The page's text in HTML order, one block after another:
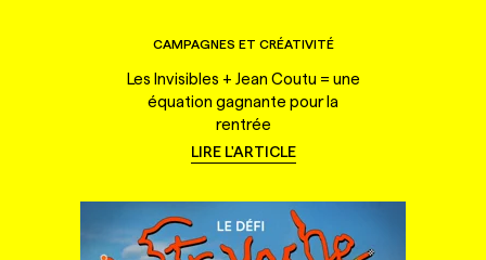
CAMPAGNES ET CRÉATIVITÉ
Les Invisibles + Jean Coutu = une
équation gagnante pour la
rentrée
LIRE L'ARTICLE